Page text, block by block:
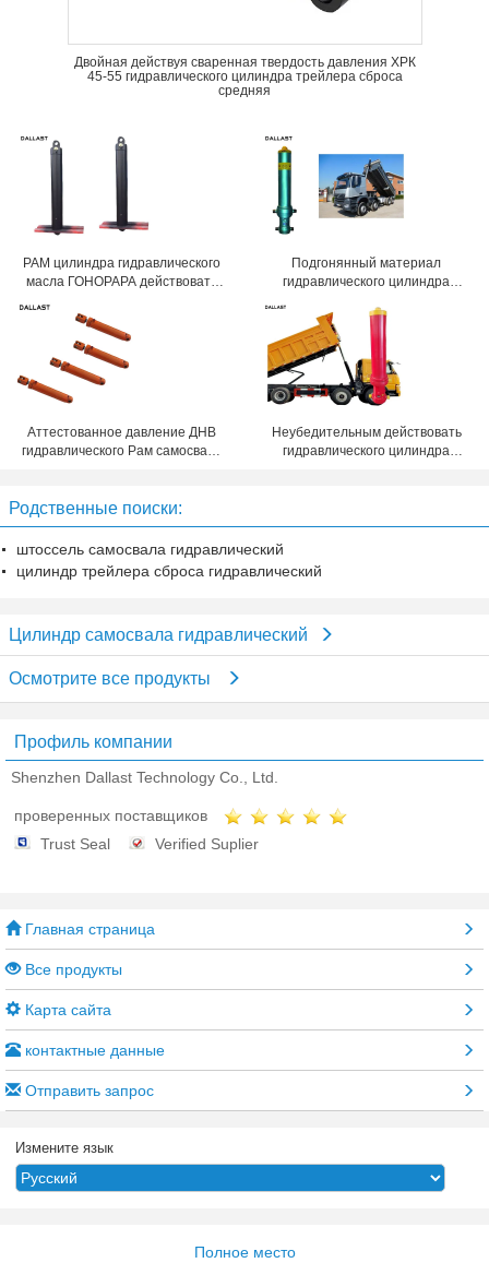
Двойная действуя сваренная твердость давления ХРК
45-55 гидравлического цилиндра трейлера сброса
средняя
РАМ цилиндра гидравлического
масла ГОНОРАРА действовать
тележки Типпер сброса
Подгонянный материал
гидравлического цилиндра
одиночный действующий
стальной
Аттестованное давление ДНВ
гидравлического Рам самосвала
Неубедительным действовать
гидравлического цилиндра
Родственные поиски:
штоссель самосвала гидравлический
цилиндр трейлера сброса гидравлический
Цилиндр самосвала гидравлический
Осмотрите все продукты
Профиль компании
Shenzhen Dallast Technology Co., Ltd.
проверенных поставщиков
Trust Seal
Verified Suplier
Главная страница
Все продукты
Карта сайта
контактные данные
Отправить запрос
Измените язык
Полное место